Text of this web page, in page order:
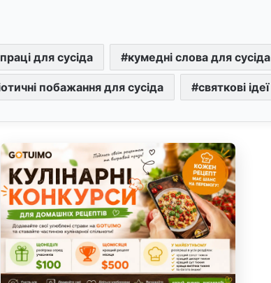
для сусіда кумедні слова для сусіда
побажання для сусіда святкові ідеї